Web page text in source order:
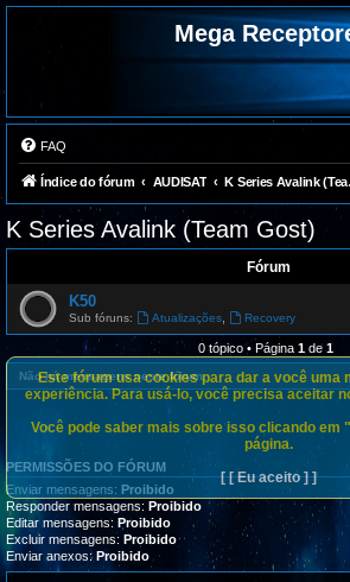
Mega
FAQ
Índice do fórum AUDISAT K
K Series Avalink (Team Gost)
Fórum
K50
Sub fóruns: Atualizações, Recovery
0 tópico • Página 1 de 1
Não há mensagens neste fórum.
PERMISSÕES DO FÓRUM
Enviar mensagens: Proibido
Responder mensagens: Proibido
Editar mensagens: Proibido
Excluir mensagens: Proibido
Enviar anexos: Proibido
Este fórum usa cookies para dar a você uma
experiência. Para usá-lo, você precisa aceitar
Você pode saber mais sobre isso clicando em
página.
[ [ Eu aceito ] ]